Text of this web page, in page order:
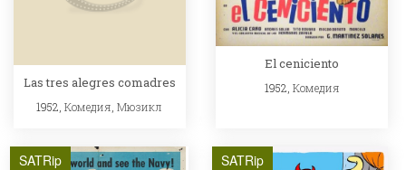
Las tres alegres comadres
1952,Комедия ,Мюзикл
El ceniciento
1952, Комедия
SATRip SATRip